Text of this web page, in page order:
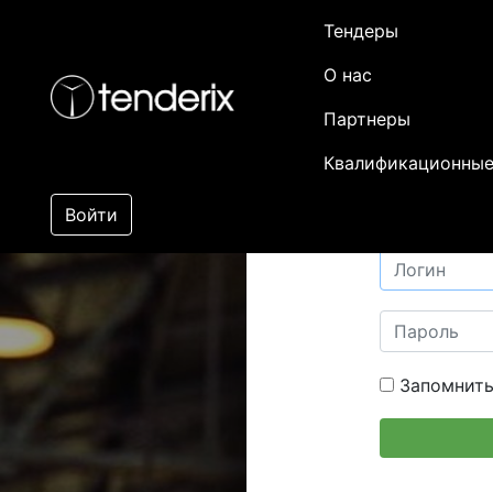
Тендеры
О нас
Партнеры
Войти